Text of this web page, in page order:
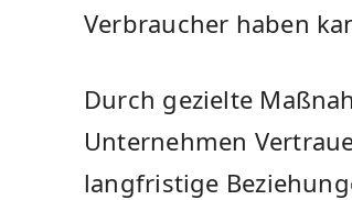
Verbraucher haben
Durch gezielte
Unternehmen
langfristige